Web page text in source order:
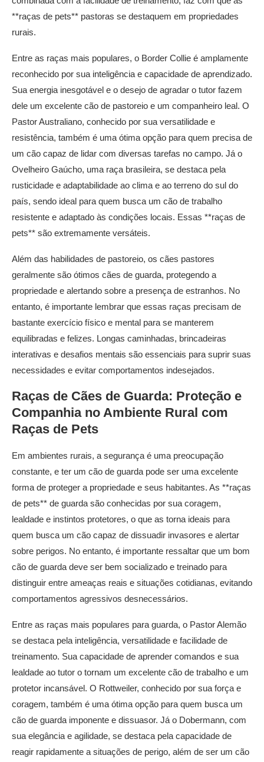
**raças de pets** pastoras se destaquem em propriedades
rurais.
Entre as raças mais populares, o Border Collie é amplamente
reconhecido por sua inteligência e capacidade de aprendizado.
Sua energia inesgotável e o desejo de agradar o tutor fazem
dele um excelente cão de pastoreio e um companheiro leal. O
Pastor Australiano, conhecido por sua versatilidade e
resistência, também é uma ótima opção para quem precisa de
um cão capaz de lidar com diversas tarefas no campo. Já o
Ovelheiro Gaúcho, uma raça brasileira, se destaca pela
rusticidade e adaptabilidade ao clima e ao terreno do sul do
país, sendo ideal para quem busca um cão de trabalho
resistente e adaptado às condições locais. Essas **raças de
pets** são extremamente versáteis.
Além das habilidades de pastoreio, os cães pastores
geralmente são ótimos cães de guarda, protegendo a
propriedade e alertando sobre a presença de estranhos. No
entanto, é importante lembrar que essas raças precisam de
bastante exercício físico e mental para se manterem
equilibradas e felizes. Longas caminhadas, brincadeiras
interativas e desafios mentais são essenciais para suprir suas
necessidades e evitar comportamentos indesejados.
Raças de Cães de Guarda: Proteção e
Companhia no Ambiente Rural com
Raças de Pets
Em ambientes rurais, a segurança é uma preocupação
constante, e ter um cão de guarda pode ser uma excelente
forma de proteger a propriedade e seus habitantes. As **raças
de pets** de guarda são conhecidas por sua coragem,
lealdade e instintos protetores, o que as torna ideais para
quem busca um cão capaz de dissuadir invasores e alertar
sobre perigos. No entanto, é importante ressaltar que um bom
cão de guarda deve ser bem socializado e treinado para
distinguir entre ameaças reais e situações cotidianas, evitando
comportamentos agressivos desnecessários.
Entre as raças mais populares para guarda, o Pastor Alemão
se destaca pela inteligência, versatilidade e facilidade de
treinamento. Sua capacidade de aprender comandos e sua
lealdade ao tutor o tornam um excelente cão de trabalho e um
protetor incansável. O Rottweiler, conhecido por sua força e
coragem, também é uma ótima opção para quem busca um
cão de guarda imponente e dissuasor. Já o Dobermann, com
sua elegância e agilidade, se destaca pela capacidade de
reagir rapidamente a situações de perigo, além de ser um cão